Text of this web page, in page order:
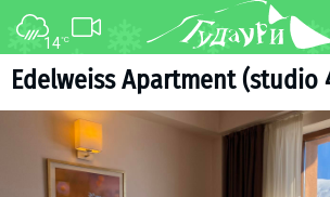
14°C
Edelweiss Apartment (studio
FORUM
About ski resort
Piste map
Ski pass